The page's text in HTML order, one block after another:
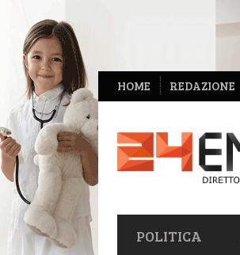
NAVIGAZIONE
SECONDARIA
HOME REDAZIONE
NAVIGAZIONE
PRIMARIA
POLITICA